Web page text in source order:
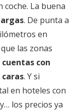
La buena
. De punta a
en
las zonas
cuentas con
. Y si
en hoteles con
los precios ya